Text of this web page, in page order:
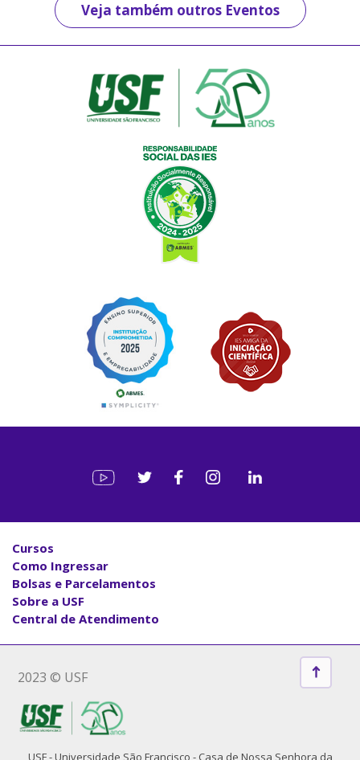
Veja também outros Eventos
Cursos
Como Ingressar
Bolsas e Parcelamentos
Sobre a USF
Central de Atendimento
2023 © USF
USF - Universidade São Francisco - Casa de Nossa Senhora da